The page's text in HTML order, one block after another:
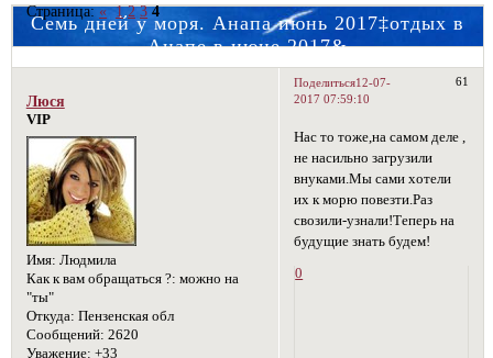
Семь дней у моря. Анапа июнь 2017‡отдых в
Анапе в июне 2017&
Страница:« 1 2 3 4
Поделиться 61
12-07-
2017 07:59:10
Люся
VIP
Имя: Людмила
Как к вам обращаться ?: можно на
"ты"
Откуда: Пензенская обл
Сообщений: 2620
Уважение: +33
Нас то тоже,на самом деле ,
не насильно загрузили
внуками.Мы сами хотели
их к морю повезти.Раз
свозили-узнали!Теперь на
будущие знать будем!
0